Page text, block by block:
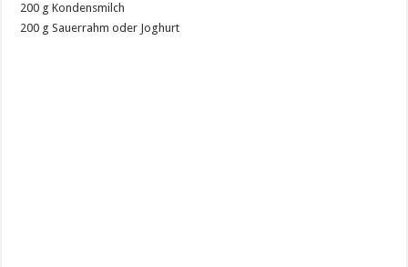
200 g Kondensmilch
200 g Sauerrahm oder Joghurt